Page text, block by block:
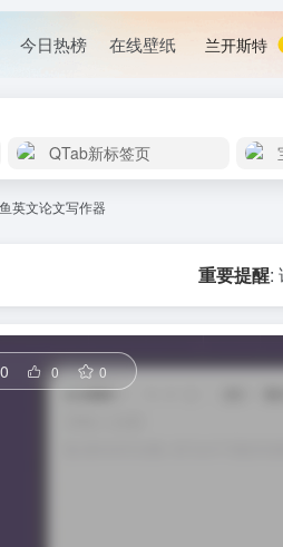
今日热榜 在线壁纸 兰开斯特
QTab新标签页
英文论文写作器
重要提醒:
0 0 0